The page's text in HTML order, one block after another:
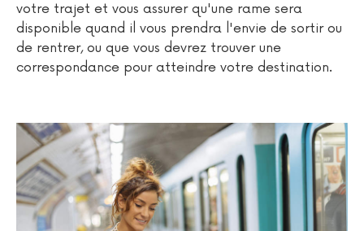
votre trajet et vous assurer qu'une rame sera
disponible quand il vous prendra l'envie de sortir ou
de rentrer, ou que vous devrez trouver une
correspondance pour atteindre votre destination.